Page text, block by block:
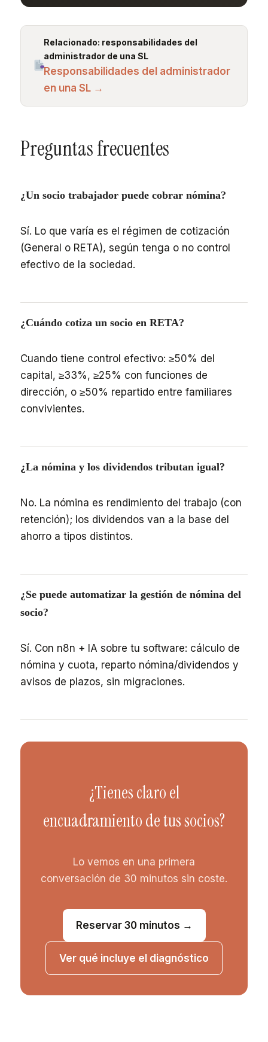
Relacionado: responsabilidades del
administrador de una SL
Responsabilidades del administrador
en una SL →
Preguntas frecuentes
¿Un socio trabajador puede cobrar nómina?
Sí. Lo que varía es el régimen de cotización
(General o RETA), según tenga o no control
efectivo de la sociedad.
¿Cuándo cotiza un socio en RETA?
Cuando tiene control efectivo: ≥50% del
capital, ≥33%, ≥25% con funciones de
dirección, o ≥50% repartido entre familiares
convivientes.
¿La nómina y los dividendos tributan igual?
No. La nómina es rendimiento del trabajo (con
retención); los dividendos van a la base del
ahorro a tipos distintos.
¿Se puede automatizar la gestión de nómina del
socio?
Sí. Con n8n + IA sobre tu software: cálculo de
nómina y cuota, reparto nómina/dividendos y
avisos de plazos, sin migraciones.
¿Tienes claro el
encuadramiento de tus socios?
Lo vemos en una primera
conversación de 30 minutos sin coste.
Reservar 30 minutos →
Ver qué incluye el diagnóstico